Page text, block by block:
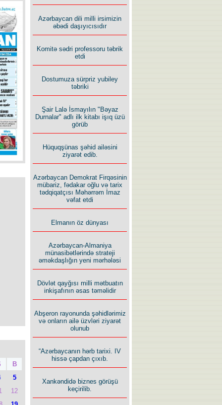
B
5
12
Rusiyanın süqutunu qaçılmaz
edən beş şərt
Azərbaycan dili milli irsimizin
əbədi daşıyıcısıdır
Komitə sədri professoru təbrik
etdi
Dostumuza sürpriz yubiley
təbriki
Şair Lalə İsmayılın "Bəyaz
Durnalar" adlı ilk kitabı işıq üzü
görüb
Hüquqşünas şəhid ailəsini
ziyarət edib.
Azərbaycan Demokrat Firqəsinin
mübariz, fədakar oğlu və tarix
tədqiqatçısı Məhərrəm İmaz
vəfat etdi
Elmanın öz dünyası
Azərbaycan-Almaniya
münasibətlərində strateji
əməkdaşlığın yeni mərhələsi
Dövlət qayğısı milli mətbuatın
inkişafının əsas təməlidir
Abşeron rayonunda şəhidlərimiz
və onların ailə üzvləri ziyarət
olunub
“Azərbaycanın hərb tarixi. IV
hissə çapdan çıxıb.
Xankəndidə biznes görüşü
keçirilib.